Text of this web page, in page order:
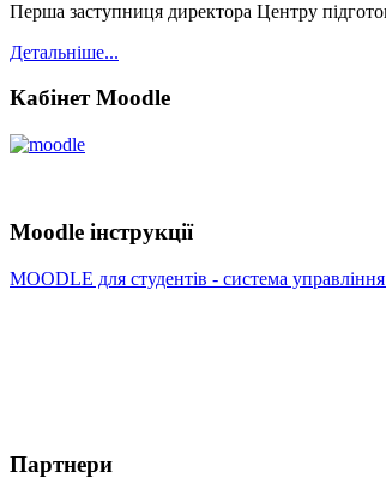
Перша заступниця директора Центру
Детальніше...
Кабінет Moodle
Moodle інструкції
MOODLE для студентів - система
Партнери